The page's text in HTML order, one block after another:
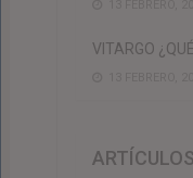
VITARGO